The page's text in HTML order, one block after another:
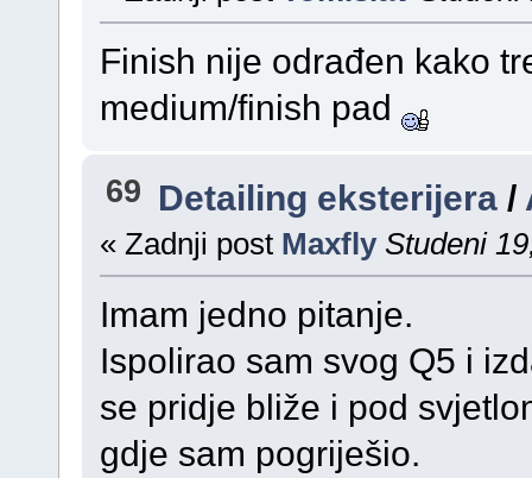
Finish nije odrađen kako
medium/finish pad
69 Detailing eksterijera /
« Zadnji post Maxfly Studeni
Imam jedno pitanje.
Ispolirao sam svog Q5 i
se pridje bliže i pod
gdje sam pogriješio.